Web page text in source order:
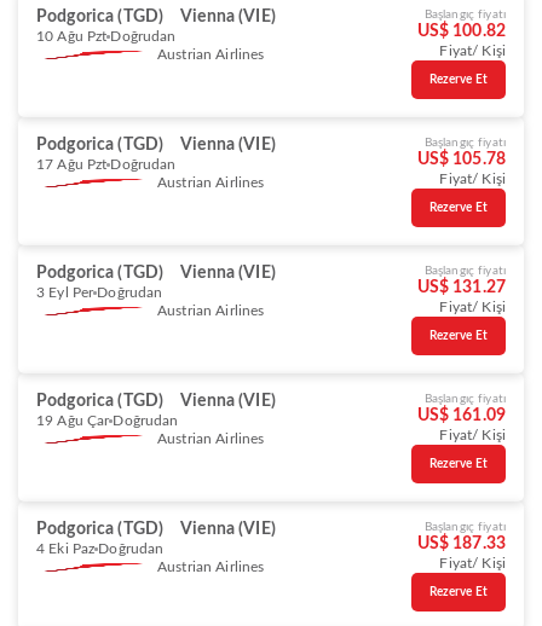
Podgorica (TGD) Vienna (VIE)
10 Ağu Pzt Doğrudan
Austrian Airlines
Başlangıç fiyatı
US$ 100.82
Fiyat/ Kişi
Rezerve Et
Podgorica (TGD) Vienna (VIE)
17 Ağu Pzt Doğrudan
Austrian Airlines
Başlangıç fiyatı
US$ 105.78
Fiyat/ Kişi
Rezerve Et
Podgorica (TGD) Vienna (VIE)
3 Eyl Per Doğrudan
Austrian Airlines
Başlangıç fiyatı
US$ 131.27
Fiyat/ Kişi
Rezerve Et
Podgorica (TGD) Vienna (VIE)
19 Ağu Çar Doğrudan
Austrian Airlines
Başlangıç fiyatı
US$ 161.09
Fiyat/ Kişi
Rezerve Et
Podgorica (TGD) Vienna (VIE)
4 Eki Paz Doğrudan
Austrian Airlines
Başlangıç fiyatı
US$ 187.33
Fiyat/ Kişi
Rezerve Et